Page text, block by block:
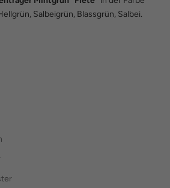
Salbeigrün, Blassgrün, Salbei.